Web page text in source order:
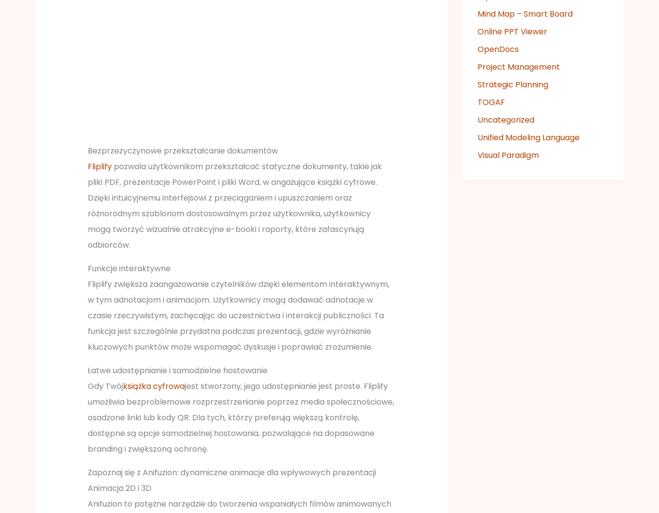
Bezprzezyczynowe przekształcanie dokumentów
Fliplifypozwala użytkownikom przekształcać statyczne dokumenty, takie jak
pliki PDF, prezentacje PowerPoint i pliki Word, w angażujące książki cyfrowe.
Dzięki intuicyjnemu interfejsowi z przeciąganiem i upuszczaniem oraz
różnorodnym szablonom dostosowalnym przez użytkownika, użytkownicy
mogą tworzyć wizualnie atrakcyjne e-booki i raporty, które zafascynują
odbiorców.
Funkcje interaktywne
Fliplify zwiększa zaangażowanie czytelników dzięki elementom interaktywnym,
w tym adnotacjom i animacjom. Użytkownicy mogą dodawać adnotacje w
czasie rzeczywistym, zachęcając do uczestnictwa i interakcji publiczności. Ta
funkcja jest szczególnie przydatna podczas prezentacji, gdzie wyróżnianie
kluczowych punktów może wspomagać dyskusje i poprawiać zrozumienie.
Łatwe udostępnianie i samodzielne hostowanie
Gdy Twójksiążka cyfrowajest stworzony, jego udostępnianie jest proste. Fliplify
umożliwia bezproblemowe rozprzestrzenianie poprzez media społecznościowe,
osadzone linki lub kody QR. Dla tych, którzy preferują większą kontrolę,
dostępne są opcje samodzielnej hostowania, pozwalające na dopasowane
branding i zwiększoną ochronę.
Zapoznaj się z Anifuzion: dynamiczne animacje dla wpływowych prezentacji
Animacja 2D i 3D
Anifuzion to potężne narzędzie do tworzenia wspaniałych filmów animowanych
Mind Map – Smart Board
Online PPT Viewer
OpenDocs
Project Management
Strategic Planning
TOGAF
Uncategorized
Unified Modeling Language
Visual Paradigm